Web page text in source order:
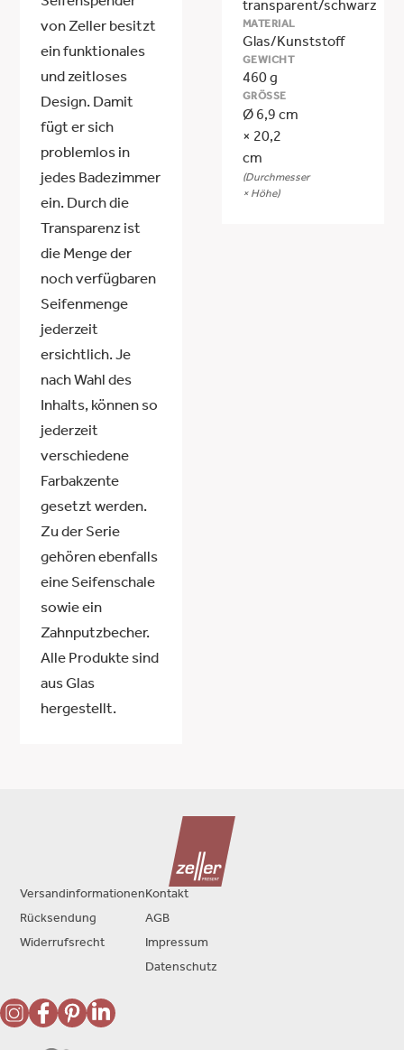
von Zeller besitzt
ein funktionales
und zeitloses
Design. Damit
fügt er sich
problemlos in
jedes Badezimmer
ein. Durch die
Transparenz ist
die Menge der
noch verfügbaren
Seifenmenge
jederzeit
ersichtlich. Je
nach Wahl des
Inhalts, können so
jederzeit
verschiedene
Farbakzente
gesetzt werden.
Zu der Serie
gehören ebenfalls
eine Seifenschale
sowie ein
Zahnputzbecher.
Alle Produkte sind
aus Glas
hergestellt.
transparent/schwarz
MATERIAL
Glas/Kunststoff
GEWICHT
460 g
GRÖSSE
Ø 6,9 cm
× 20,2
cm
(Durchmesser
× Höhe)
Versandinformationen
Rücksendung
Widerrufsrecht
Kontakt
AGB
Impressum
Datenschutz